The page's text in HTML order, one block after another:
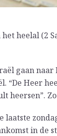
heelal (2
gaan
“De Heer
heersen”.
laatste
in de